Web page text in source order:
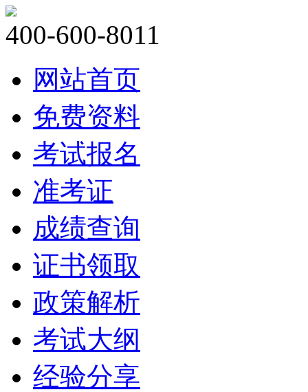
400-600-8011
网站首页
免费资料
考试报名
准考证
成绩查询
证书领取
政策解析
考试大纲
经验分享